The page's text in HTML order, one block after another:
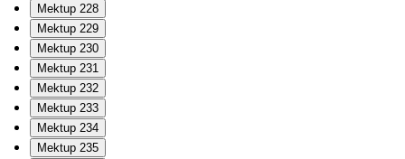
Mektup 228
Mektup 229
Mektup 230
Mektup 231
Mektup 232
Mektup 233
Mektup 234
Mektup 235